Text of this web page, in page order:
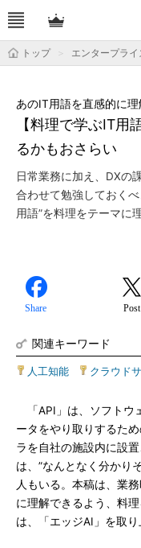
トップ エンタープライ
【料理で学ぶIT
るかもおさらい
あのIT用語を直感的に理
日常業務に加え、DXの
合わせて勉強しておく
用語”を料理をテーマに
Share Post
関連キーワード
人工知能 クラウド
「API」は、ソフトウ
ータをやり取りするた
ラを自社の施設内に設
は、”なんとなく分かり
人もいる。本稿は、業
に理解できるよう、料
は、「エッジAI」を取り